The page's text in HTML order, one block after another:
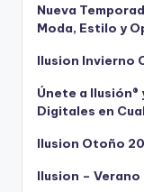
Nueva
Moda, Estilo y
Ilusion Invierno
Únete a
Digitales en
Ilusion Otoño
Ilusion –